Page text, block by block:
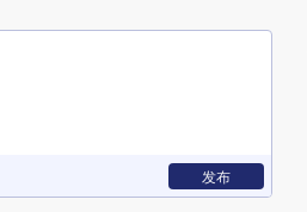
发布